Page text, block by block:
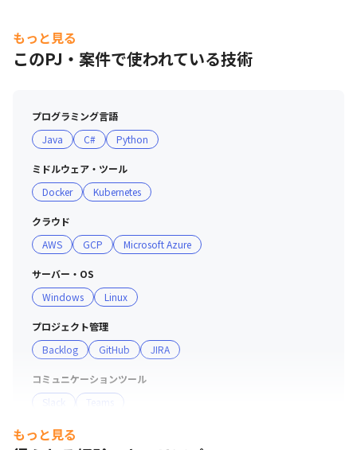
■ 社風
・ワークライフバランスを実現し、仕事もプライベートも
楽しんでいる社員が多いのが当社の特徴の一つです
プ、趣味のために時間を費やす社員が多くいます
・35歳以下を占める割合が高く、結婚/育児とライフイベ
ントを迎えると男性社員も育児休暇を取得しています
・公私ともに充実した時間を持てる環境でもあり、有給取
得率は7割程度です
もっと見る
このPJ・案件で使われている技術
プログラミング言語
Java
C# Python
ミドルウェア・ツール
Docker
Kubernetes
クラウド
AWS
GCP Microsoft Azure
サーバー・OS
Windows
Linux
プロジェクト管理
Backlog
GitHub JIRA
コミュニケーションツール
Slack
Teams
マーケ・データ分析ツール
もっと見る